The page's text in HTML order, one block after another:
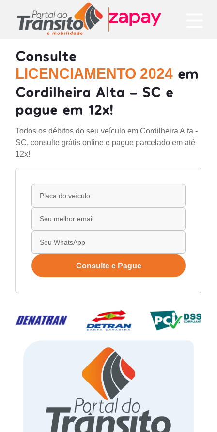
Consulte
LICENCIAMENTO 2024 em
Cordilheira Alta - SC e
pague em 12x!
Todos os débitos do seu veículo em Cordilheira Alta -
SC, consulte grátis online e pague parcelado em até
12x!
Consulte e Pague